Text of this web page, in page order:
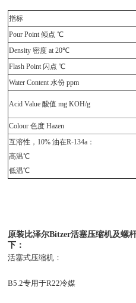
指标
Pour Point 倾点 ℃
Density 密度 at 20℃
Flash Point 闪点 ℃
Water Content 水份 ppm
Acid Value 酸值 mg KOH/g
Colour 色度 Hazen
互溶性，10% 油在R-134a：
高温℃
低温℃
原装比泽尔Bitzer活塞压缩机及螺
下：
活塞式压缩机：
B5.2专用于R22冷媒